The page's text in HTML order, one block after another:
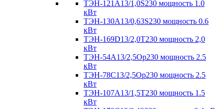
ТЭН-121А13/1,0S230 мощность 1.0
кВт
ТЭН-130А13/0,63S230 мощность 0.6
кВт
ТЭН-169D13/2,0T230 мощность 2,0
кВт
ТЭН-54А13/2,5Ор230 мощность 2.5
кВт
ТЭН-78С13/2,5Ор230 мощность 2.5
кВт
ТЭН-107А13/1,5Т230 мощность 1.5
кВт